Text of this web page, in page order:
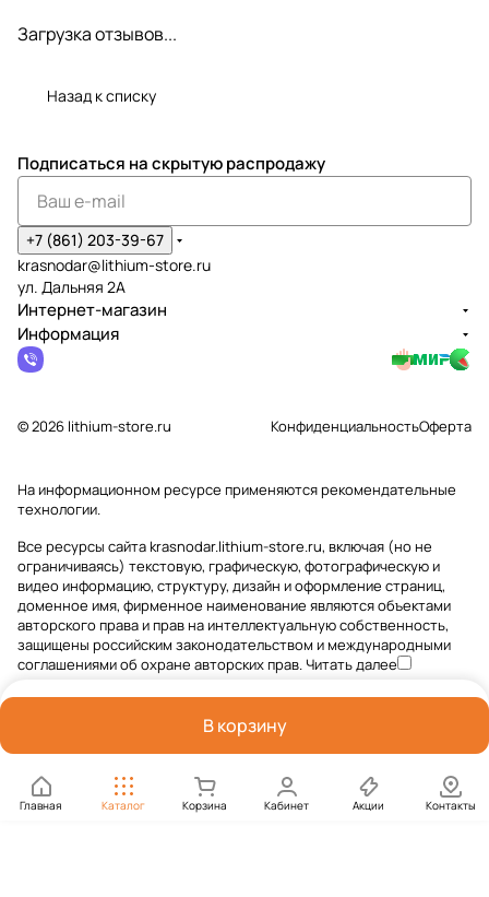
Загрузка отзывов...
Назад к списку
В корзину
Главная Каталог Корзина Кабинет Акции Контакты
Подписаться на скрытую распродажу
+7 (861) 203-39-67
krasnodar@lithium-store.ru
ул. Дальняя 2А
Интернет-магазин
Информация
© 2026 lithium-store.ru КонфиденциальностьОферта
На информационном ресурсе применяютсярекомендательные
технологии.
Все ресурсы сайта krasnodar.lithium-store.ru, включая (но не
ограничиваясь) текстовую, графическую, фотографическую и
видео информацию, структуру, дизайн и оформление страниц,
доменное имя, фирменное наименование являются объектами
авторского права и прав на интеллектуальную собственность,
защищены российским законодательством и международными
соглашениями об охране авторских прав.Читать далее